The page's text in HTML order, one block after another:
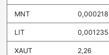
MNT 0,000218
LIT 0,001235
XAUT 2,26